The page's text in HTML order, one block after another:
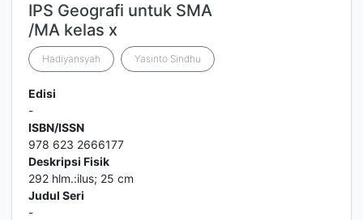
IPS Geografi untuk SMA
/MA kelas x
Hadiyansyah Yasinto Sindhu
Edisi
-
ISBN/ISSN
978 623 2666177
Deskripsi Fisik
292 hlm.:ilus; 25 cm
Judul Seri
-